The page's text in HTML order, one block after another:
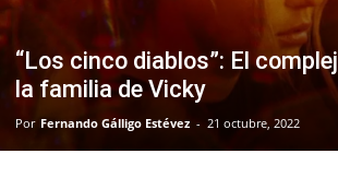
“Los cinco diablos”: El
la familia de Vicky
Por Fernando Gálligo Estévez - 21 octubre, 2022